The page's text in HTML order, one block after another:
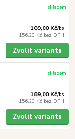
189,00 Kč/ks
156,20 Kč bez DPH
skladem
Zvolit variantu
189,00 Kč/ks
156,20 Kč bez DPH
skladem
Zvolit variantu